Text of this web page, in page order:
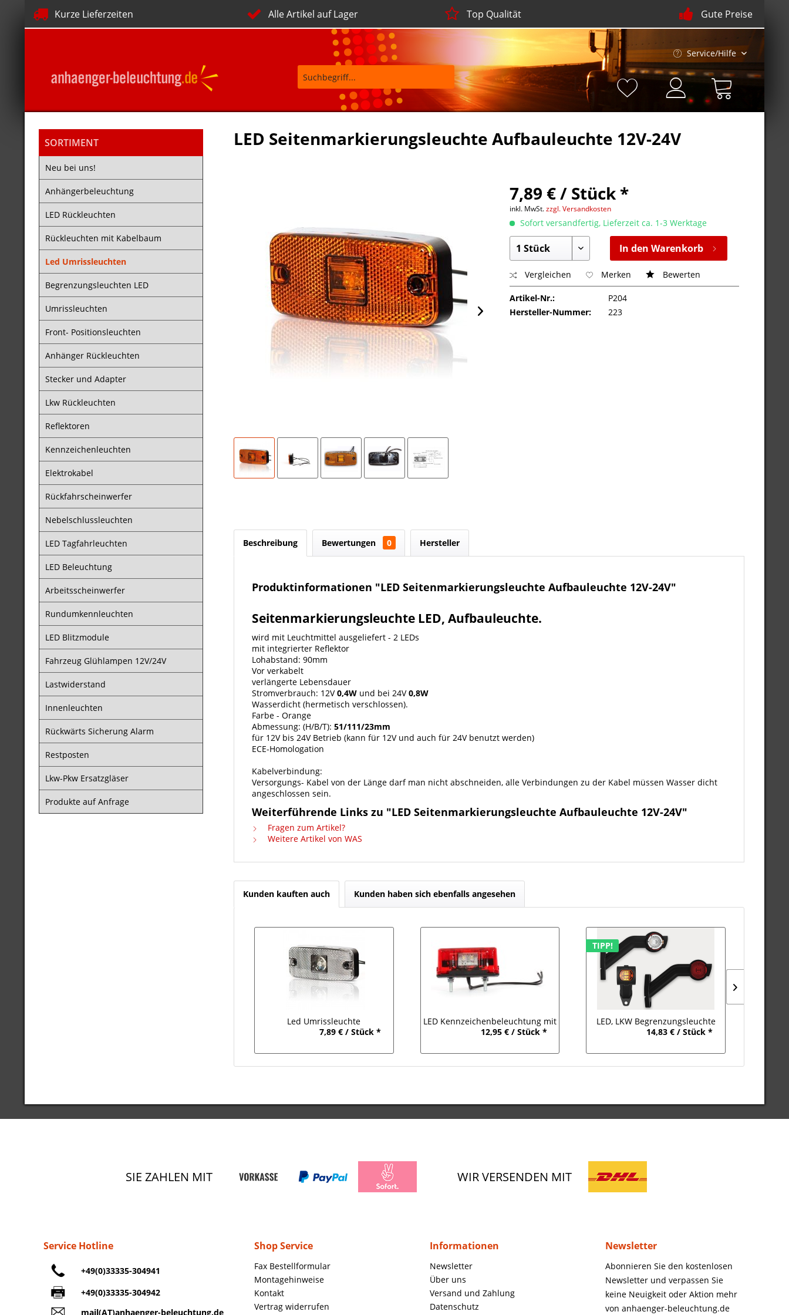
Kurze Lieferzeiten Alle Artikel auf Lager Top Qualität Gute Preise
Service/Hilfe
SORTIMENT
Neu bei uns!
Anhängerbeleuchtung
LED Rückleuchten
Rückleuchten mit Kabelbaum
Led Umrissleuchten
Begrenzungsleuchten LED
Umrissleuchten
Front- Positionsleuchten
Anhänger Rückleuchten
Stecker und Adapter
Lkw Rückleuchten
Reflektoren
Kennzeichenleuchten
Elektrokabel
Rückfahrscheinwerfer
Nebelschlussleuchten
LED Tagfahrleuchten
LED Beleuchtung
Arbeitsscheinwerfer
Rundumkennleuchten
LED Blitzmodule
Fahrzeug Glühlampen 12V/24V
Lastwiderstand
Innenleuchten
Rückwärts Sicherung Alarm
Restposten
Lkw-Pkw Ersatzgläser
Produkte auf Anfrage
LED Seitenmarkierungsleuchte Aufbauleuchte 12V-24V
7,89 € / Stück *
inkl. MwSt.zzgl. Versandkosten
Sofort versandfertig, Lieferzeit ca. 1-3 Werktage
In den Warenkorb
Vergleichen Merken Bewerten
Artikel-Nr.:
P204
Hersteller-Nummer:
223
Beschreibung Bewertungen 0 Hersteller
Produktinformationen "LED Seitenmarkierungsleuchte Aufbauleuchte 12V-24V"
Seitenmarkierungsleuchte LED, Aufbauleuchte.
wird mit Leuchtmittel ausgeliefert - 2 LEDs
mit integrierter Reflektor
Lohabstand: 90mm
Vor verkabelt
verlängerte Lebensdauer
Stromverbrauch: 12V0,4W und bei 24V0,8W
Wasserdicht (hermetisch verschlossen).
Farbe - Orange
Abmessung: (H/B/T): 51/111/23mm
für 12V bis 24V Betrieb (kann für 12V und auch für 24V benutzt werden)
ECE-Homologation
Kabelverbindung:
Versorgungs- Kabel von der Länge darf man nicht abschneiden, alle Verbindungen zu der Kabel müssen Wasser dicht
angeschlossen sein.
Weiterführende Links zu "LED Seitenmarkierungsleuchte Aufbauleuchte 12V-24V"
Fragen zum Artikel?
Weitere Artikel von WAS
Kunden kauften auch Kunden haben sich ebenfalls angesehen
Led Umrissleuchte
Positionsleuchte Weiß 12-30V
7,89 € / Stück *
LED Kennzeichenbeleuchtung mit
Positionsleuchte Rot
12,95 € / Stück *
TIPP!
TIPP!
LED, LKW Begrenzungsleuchte
Rechts, Seitenlicht 12-24Volt
14,83 € / Stück *
SIE ZAHLEN MIT WIR VERSENDEN MIT
Service Hotline
+49(0)33335-304941
+49(0)33335-304942
mail(AT)anhaenger-beleuchtung.de
Shop Service
Fax Bestellformular
Montagehinweise
Kontakt
Vertrag widerrufen
Informationen
Newsletter
Über uns
Versand und Zahlung
Datenschutz
Newsletter
Abonnieren Sie den kostenlosen
Newsletter und verpassen Sie
keine Neuigkeit oder Aktion mehr
von anhaenger-beleuchtung.de